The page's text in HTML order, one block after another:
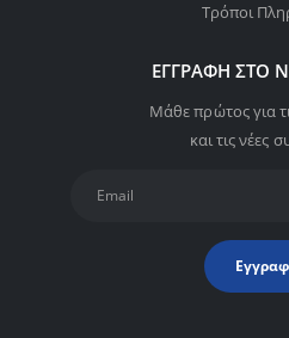
Τρόποι
ΕΓΓΡΑΦΉ ΣΤΟ
Μάθε πρώτος για
και τις νέες